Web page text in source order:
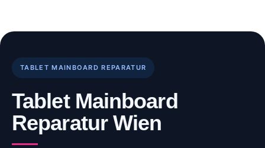
content
TABLET MAINBOARD REPARATUR
Tablet Mainboard
Reparatur Wien